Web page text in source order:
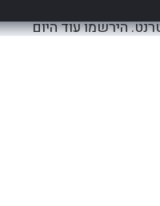
הירשמו עוד היום